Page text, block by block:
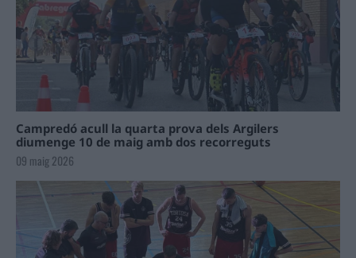
Campredó acull la quarta prova dels Argilers
diumenge 10 de maig amb dos recorreguts
09 maig 2026